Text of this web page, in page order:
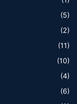
(5)
(2)
(11)
(10)
(4)
(6)